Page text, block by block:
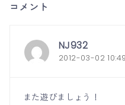
コメント
NJ932
2012-03-02 10:49
また遊びましょう！